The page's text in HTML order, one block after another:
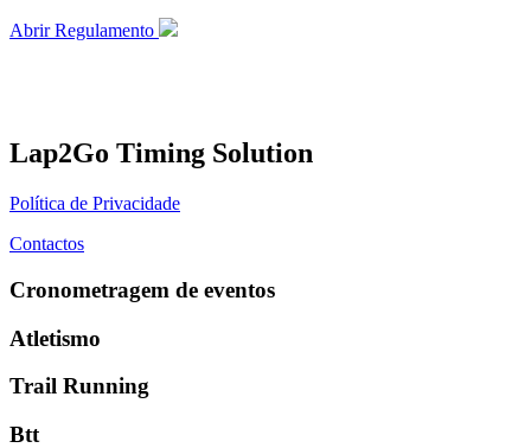
Abrir Regulamento
Lap2Go Timing Solution
Política de Privacidade
Contactos
Cronometragem de eventos
Atletismo
Trail Running
Btt